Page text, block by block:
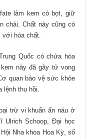
làm kem có bọt, giữ
chải. Chất này cũng có
với hóa chất.
Quốc có chứa hóa
này đã gây tử vong
quan bảo vệ sức khỏe
lệnh thu hồi.
trừ vi khuẩn ẩn náu ở
Ulrich Schoop, Đại học
Nha khoa Hoa Kỳ, số